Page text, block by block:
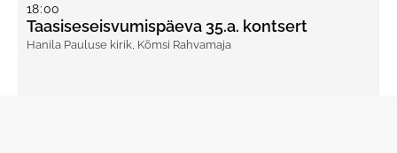
18:00
Taasiseseisvumispäeva 35.a. kontsert
Hanila Pauluse kirik, Kõmsi Rahvamaja